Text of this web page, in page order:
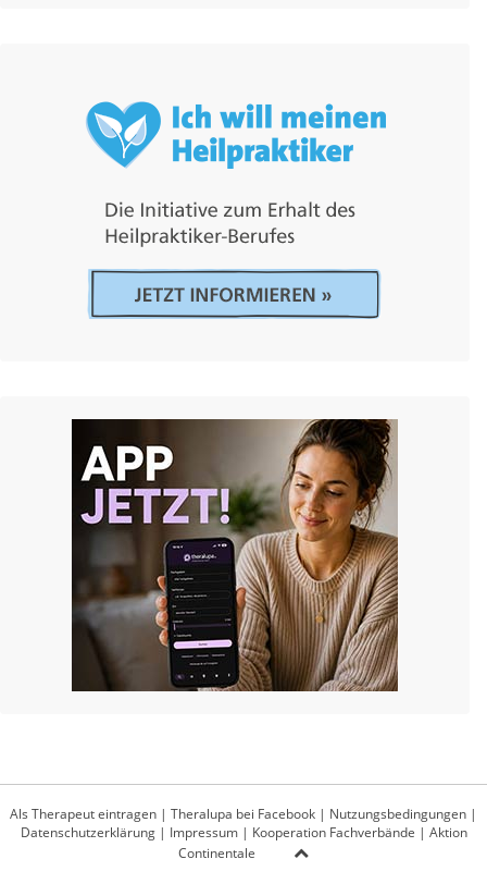
Als Therapeut eintragen | Theralupa bei Facebook | Nutzungsbedingungen |
Datenschutzerklärung| Impressum| Kooperation Fachverbände | Aktion
Continentale